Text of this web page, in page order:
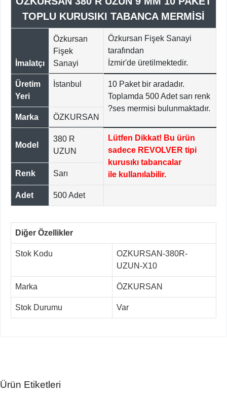
TOPLU KURUSIKI TABANCA MERMİSİ
İmalatçı
Özkursan
Fişek
Sanayi
Özkursan Fişek Sanayi
tarafından
İzmir'de üretilmektedir.
Üretim
Yeri
İstanbul
10 Paket bir aradadır.
Toplamda 500 Adet sarı renk
?ses mermisi bulunmaktadır.
Marka
ÖZKURSAN
Model
380 R
UZUN
Lütfen Dikkat! Bu ürün
sadece REVOLVER tipi
kurusıkı tabancalar
ile kullanılabilir.
Renk Sarı
Adet 500 Adet
Diğer Özellikler
Stok Kodu
OZKURSAN-380R-
UZUN-X10
Marka ÖZKURSAN
Stok Durumu Var
Ürün Etiketleri